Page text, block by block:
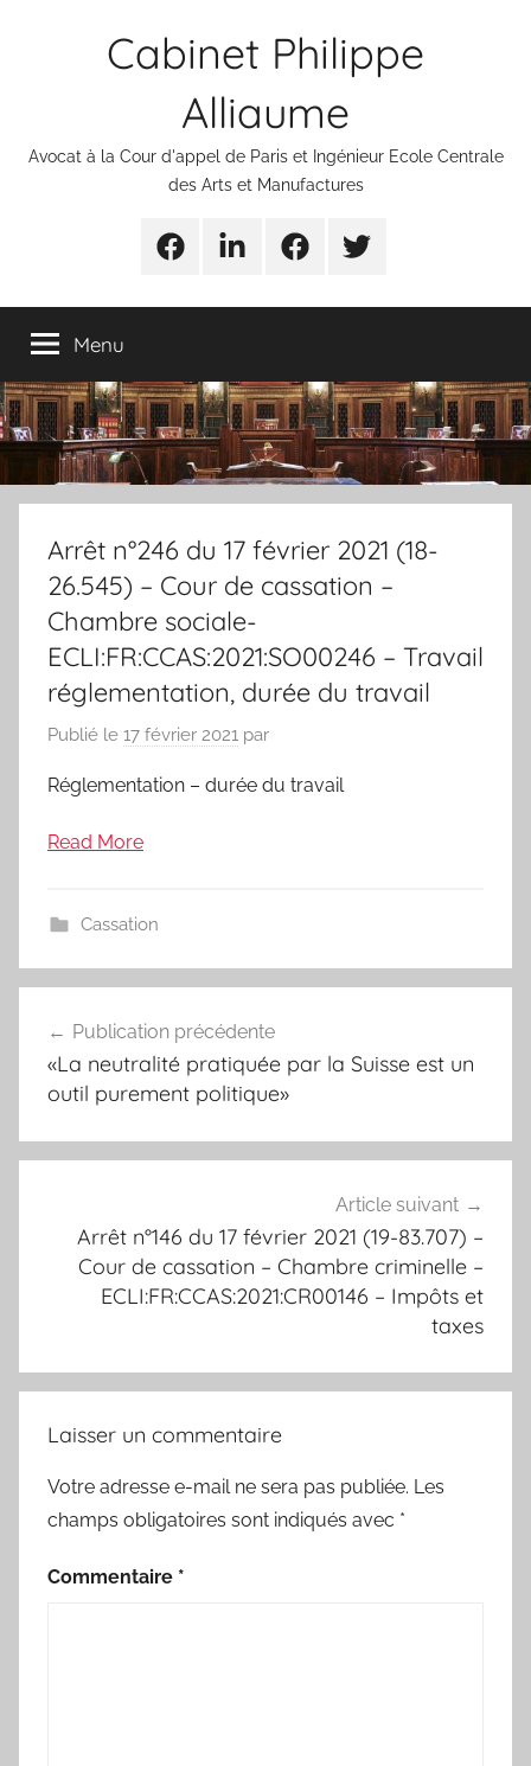
Cabinet Philippe
Alliaume
Avocat à la Cour d'appel de Paris et Ingénieur Ecole Centrale
des Arts et Manufactures
UrgencesLinkedinFacebookTwitter
Menu
Arrêt n°246 du 17 février 2021 (18-
26.545) – Cour de cassation –
Chambre sociale-
ECLI:FR:CCAS:2021:SO00246 – Travail
réglementation, durée du travail
Publié le 17 février 2021 par
Réglementation – durée du travail
Read More
Cassation
de
l’article
Publication précédente
«La neutralité pratiquée par la Suisse est un
outil purement politique»
Article suivant
Arrêt n°146 du 17 février 2021 (19-83.707) –
Cour de cassation – Chambre criminelle –
ECLI:FR:CCAS:2021:CR00146 – Impôts et
taxes
Laisser un commentaire
Votre adresse e-mail ne sera pas publiée. Les
champs obligatoires sont indiqués avec *
Commentaire *